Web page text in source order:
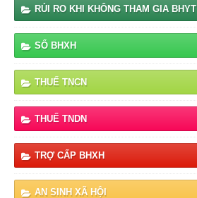
RỦI RO KHI KHÔNG THAM GIA BHYT
SỔ BHXH
THUẾ TNCN
THUẾ TNDN
TRỢ CẤP BHXH
AN SINH XÃ HỘI